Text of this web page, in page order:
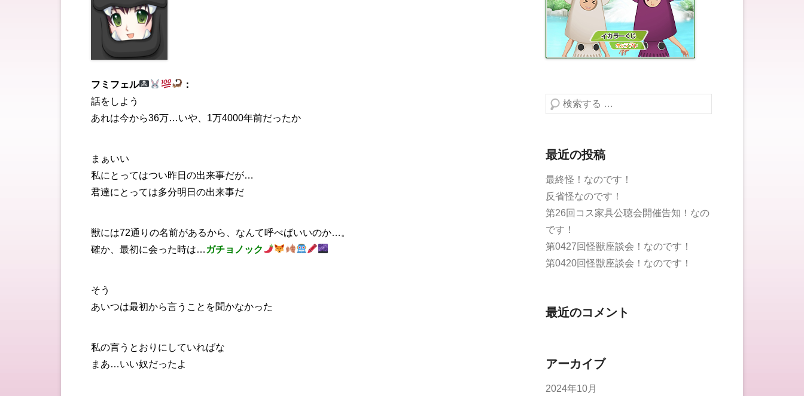
フミフェル
：
話をしよう
あれは今から36万…いや、1万4000年前だったか
まぁいい
私にとってはつい昨日の出来事だが…
君達にとっては多分明日の出来事だ
獣には72通りの名前があるから、なんて呼べばいいのか…。
確か、最初に会った時は… ガチョノック
そう
あいつは最初から言うことを聞かなかった
私の言うとおりにしていればな
まあ…いい奴だったよ
検索する
最近の投稿
最終怪！なのです！
反省怪なのです！
第26回コス家具公聴会開催告知！なの
です！
第0427回怪獣座談会！なのです！
第0420回怪獣座談会！なのです！
最近のコメント
アーカイブ
2024年10月